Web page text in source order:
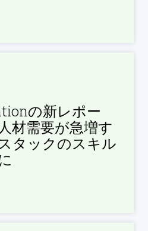
の新レポー
材需要が急増す
タックのスキル